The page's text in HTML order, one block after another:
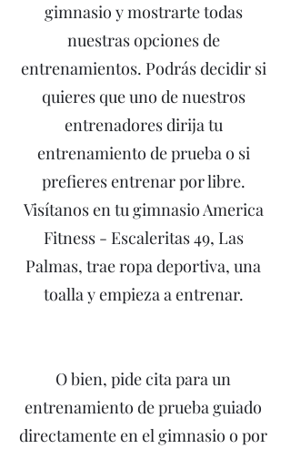
gimnasio y mostrarte todas
nuestras opciones de
entrenamientos. Podrás decidir si
quieres que uno de nuestros
entrenadores dirija tu
entrenamiento de prueba o si
prefieres entrenar por libre.
Visítanos en tu gimnasio America
Fitness - Escaleritas 49, Las
Palmas, trae ropa deportiva, una
toalla y empieza a entrenar.
O bien, pide cita para un
entrenamiento de prueba guiado
directamente en el gimnasio o por